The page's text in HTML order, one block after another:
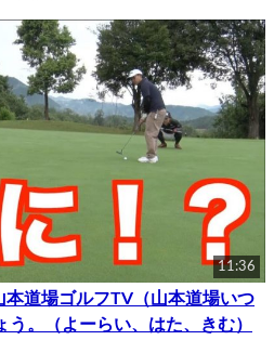
11:36
本道場ゴルフTV（山本道場いつ
う。（よーらい、はた、きむ）